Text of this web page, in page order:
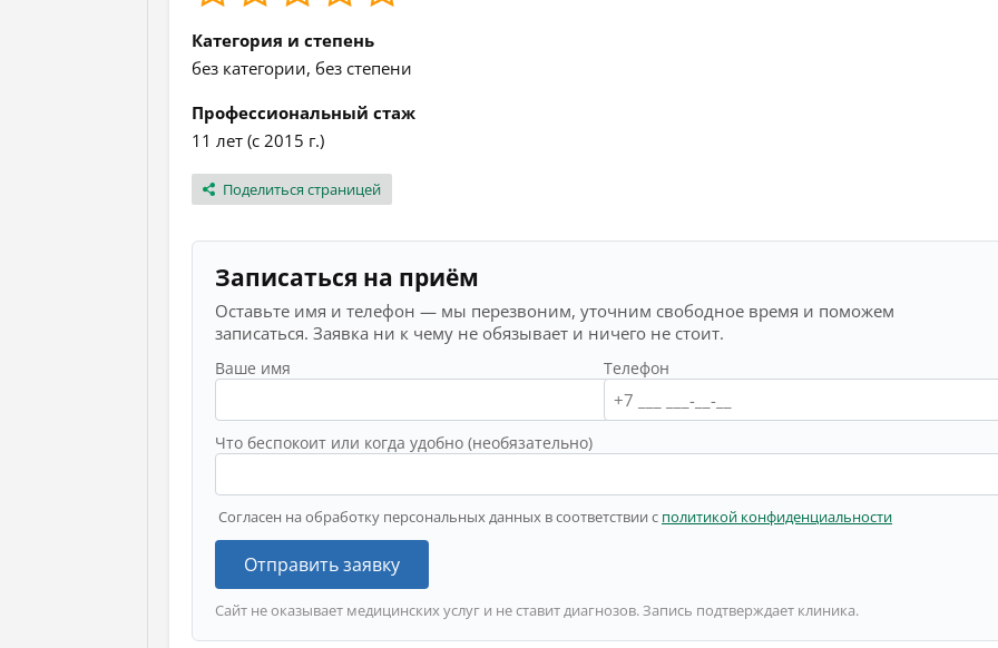
Категория и степень
без категории, без степени
Профессиональный стаж
11 лет (с 2015 г.)
Поделиться страницей
Записаться на приём
Оставьте имя и телефон — мы перезвоним, уточним свободное время и поможем
записаться. Заявка ни к чему не обязывает и ничего не стоит.
Ваше имя Телефон
Что беспокоит или когда удобно (необязательно)
Согласен на обработку персональных данных в соответствии с политикой конфиденциальности
Отправить заявку
Сайт не оказывает медицинских услуг и не ставит диагнозов. Запись подтверждает клиника.